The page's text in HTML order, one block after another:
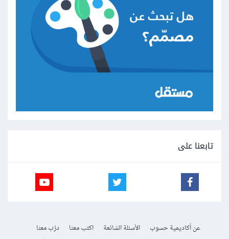
تابعنا على
عن أكاديمية حسوب الأسئلة الشائعة اكتب معنا
درّب معنا